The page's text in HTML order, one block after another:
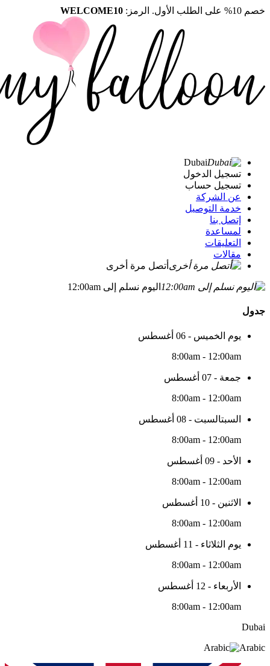
خصم 10% على الطلب الأول. الرمز: WELCOME10
Dubai
تسجيل الدخول
تسجيل حساب
عن الشركة
خدمة التوصيل
إتصل بنا
لمساعدة
التعليقات
مقالات
أتصل مرة أخرى
اليوم نسلم إلى 12:00am
جدول
يوم الخميس - 06 أغسطس
8:00am - 12:00am
جمعة - 07 أغسطس
8:00am - 12:00am
السبتالسبت - 08 أغسطس
8:00am - 12:00am
الأحد - 09 أغسطس
8:00am - 12:00am
الاثنين - 10 أغسطس
8:00am - 12:00am
يوم الثلاثاء - 11 أغسطس
8:00am - 12:00am
الأربعاء - 12 أغسطس
8:00am - 12:00am
Dubai
Arabic